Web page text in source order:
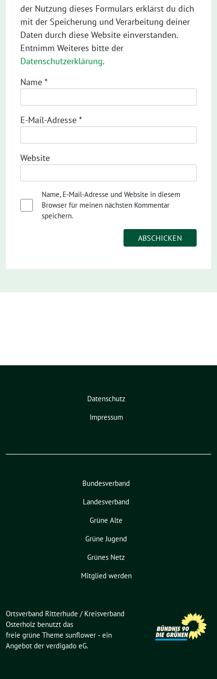
der Nutzung dieses Formulars erklärst du dich
mit der Speicherung und Verarbeitung deiner
Daten durch diese Website einverstanden.
Entnimm Weiteres bitte der
Datenschutzerklärung.
Name *
E-Mail-Adresse *
Website
Name, E-Mail-Adresse und Website in diesem
Browser für meinen nächsten Kommentar
speichern.
Datenschutz
Impressum
Bundesverband
Landesverband
Grüne Alte
Grüne Jugend
Grünes Netz
Mitglied werden
Ortsverband Ritterhude / Kreisverband
Osterholz benutzt das
freie grüne Theme sunflower ‐ ein
Angebot der verdigado eG.